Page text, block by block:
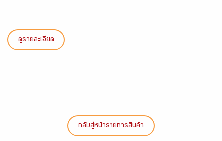
ดูรายละเอียด
กลับสู่หน้ารายการสินค้า